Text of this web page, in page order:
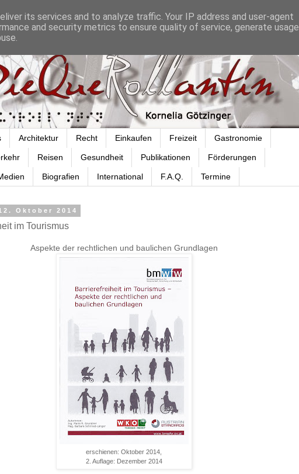
Architektur Recht Einkaufen Freizeit Gastronomie
Reisen Gesundheit Publikationen Förderungen
Biografien International F.A.Q. Termine
Oktober 2014
im Tourismus
Aspekte der rechtlichen und baulichen Grundlagen
erschienen: Oktober 2014,
2. Auflage: Dezember 2014
its services and to analyze traffic. Your IP address and user-agent
and security metrics to ensure quality of service, generate usage